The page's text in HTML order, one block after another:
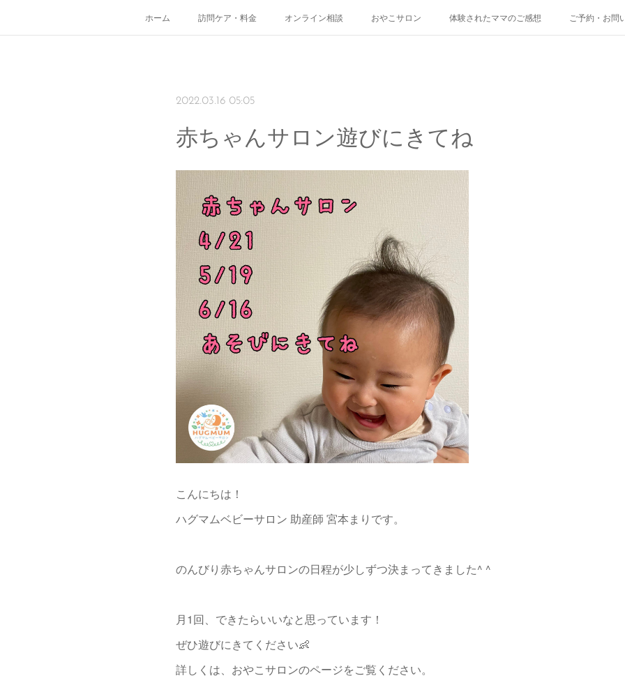
ホーム 訪問ケア・料金 オンライン相談 おやこサロン 体験されたママのご感想 ご予約・お問
2022.03.16 05:05
赤ちゃんサロン遊びにきてね
こんにちは！
ハグマムベビーサロン 助産師 宮本まりです。
のんびり赤ちゃんサロンの日程が少しずつ決まってきました^ ^
月1回、できたらいいなと思っています！
ぜひ遊びにきてください👶
詳しくは、おやこサロンのページをご覧ください。